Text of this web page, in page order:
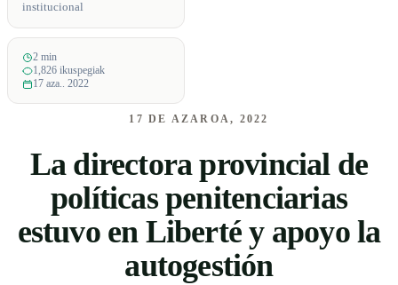
institucional
2 min
1,826 ikuspegiak
17 aza.. 2022
17 DE AZAROA, 2022
La directora provincial de
políticas penitenciarias
estuvo en Liberté y apoyo la
autogestión